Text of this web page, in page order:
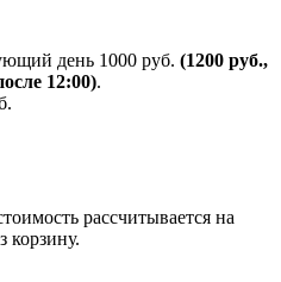
день 1000 руб. (1200 руб.,
12:00).
рассчитывается на
корзину.